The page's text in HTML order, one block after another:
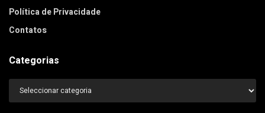
Política de Privacidade
Contatos
Categorias
Categorias